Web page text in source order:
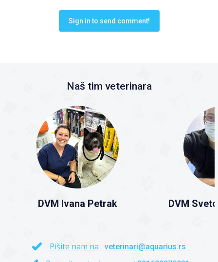
Sign in to send comment!
Naš tim veterinara
DVM Ivana Petrak DVM
Pišite nam na veterinari@aquarius.rs